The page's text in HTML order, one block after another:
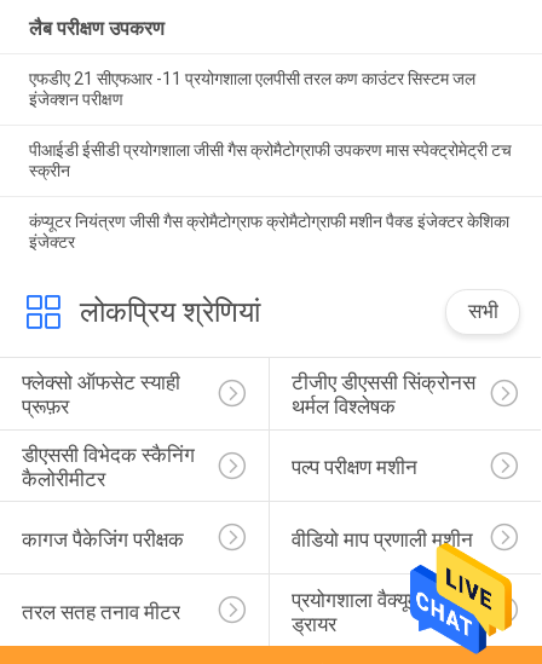
लैब परीक्षण उपकरण
एफडीए 21 सीएफआर -11 प्रयोगशाला एलपीसी तरल कण काउंटर सिस्टम जल
इंजेक्शन परीक्षण
पीआईडी ​​ईसीडी प्रयोगशाला जीसी गैस क्रोमैटोग्राफी उपकरण मास स्पेक्ट्रोमेट्री टच
स्क्रीन
कंप्यूटर नियंत्रण जीसी गैस क्रोमैटोग्राफ क्रोमैटोग्राफी मशीन पैक्ड इंजेक्टर केशिका
इंजेक्टर
लोकप्रिय श्रेणियां सभी
फ्लेक्सो ऑफसेट स्याही
प्रूफ़र
टीजीए डीएससी सिंक्रोनस
थर्मल विश्लेषक
डीएससी विभेदक स्कैनिंग
कैलोरीमीटर
पल्प परीक्षण मशीन
कागज पैकेजिंग परीक्षक वीडियो माप प्रणाली मशीन
तरल सतह तनाव मीटर
प्रयोगशाला वैक्यूम फ्रीज
ड्रायर